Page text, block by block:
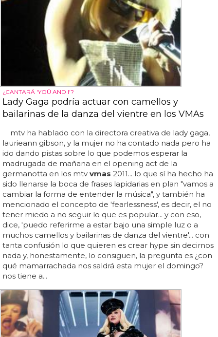
¿CANTARÁ 'YOÜ AND I'?
Lady Gaga podría actuar con camellos y
bailarinas de la danza del vientre en los VMAs
mtv ha hablado con la directora creativa de lady gaga,
laurieann gibson, y la mujer no ha contado nada pero ha
ido dando pistas sobre lo que podemos esperar la
madrugada de mañana en el opening act de la
germanotta en los mtv vmas 2011... lo que sí ha hecho ha
sido llenarse la boca de frases lapidarias en plan "vamos a
cambiar la forma de entender la música", y también ha
mencionado el concepto de 'fearlessness', es decir, el no
tener miedo a no seguir lo que es popular... y con eso,
dice, 'puedo referirme a estar bajo una simple luz o a
muchos camellos y bailarinas de danza del vientre'... con
tanta confusión lo que quieren es crear hype sin decirnos
nada y, honestamente, lo consiguen, la pregunta es ¿con
qué mamarrachada nos saldrá esta mujer el domingo?
nos tiene a...